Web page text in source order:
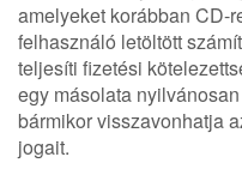
amelyeket korábban CD-
felhasználó letöltött
teljesíti fizetési
egy másolata
bármikor visszavonhatja
jogait.